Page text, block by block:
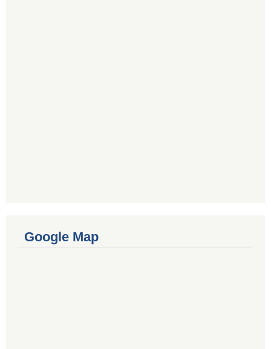
Google Map